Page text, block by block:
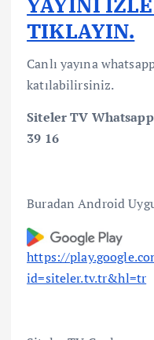
TIKLAYIN.
Canlı yayına
katılabilirsiniz.
Siteler TV
39 16
Buradan Android
https://
id=siteler.tv.tr&hl=tr